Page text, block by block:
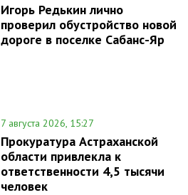
Игорь Редькин лично
проверил обустройство новой
дороге в поселке Сабанс-Яр
7 августа 2026, 15:27
Прокуратура Астраханской
области привлекла к
ответственности 4,5 тысячи
человек